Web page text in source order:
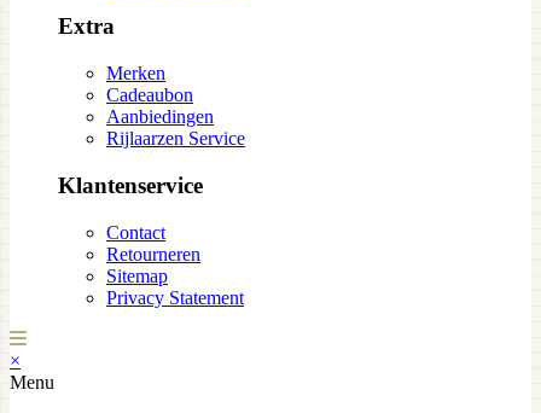
Extra
Merken
Cadeaubon
Aanbiedingen
Rijlaarzen Service
Klantenservice
Contact
Retourneren
Sitemap
Privacy Statement
×
Menu